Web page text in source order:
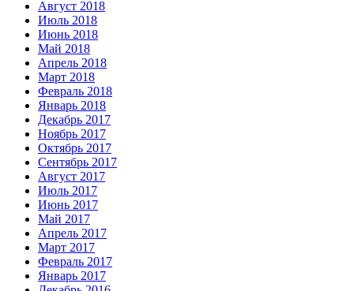
Август 2018
Июль 2018
Июнь 2018
Май 2018
Апрель 2018
Март 2018
Февраль 2018
Январь 2018
Декабрь 2017
Ноябрь 2017
Октябрь 2017
Сентябрь 2017
Август 2017
Июль 2017
Июнь 2017
Май 2017
Апрель 2017
Март 2017
Февраль 2017
Январь 2017